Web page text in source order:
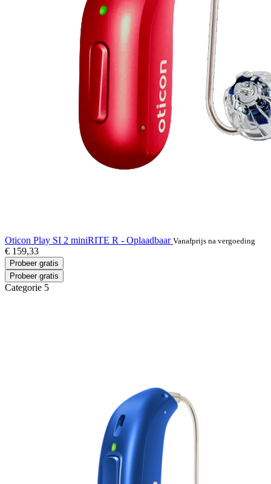
Oticon Play SI 2 miniRITE R - Oplaadbaar Vanafprijs na vergoeding
€ 159,33
Probeer gratis
Probeer gratis
Categorie 5